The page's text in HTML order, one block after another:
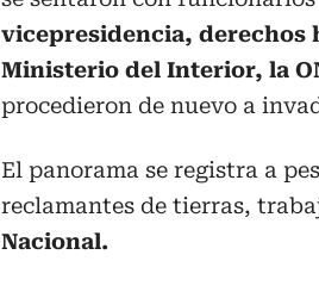
vicepresidencia, derechos
Ministerio del Interior, la
procedieron de nuevo a
El panorama se registra a
reclamantes de tierras,
Nacional.